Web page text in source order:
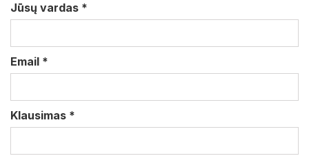
Jūsų vardas *
Email *
Klausimas *